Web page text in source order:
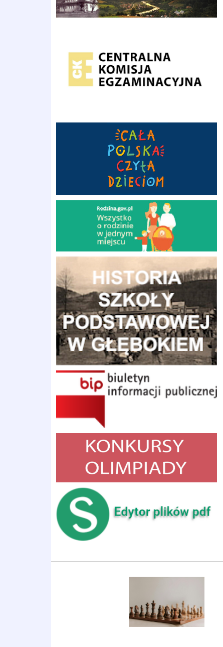
Rodzina.gov.pl Wszystko o rodzinie w jednym miejscu
BIP
edytor plików